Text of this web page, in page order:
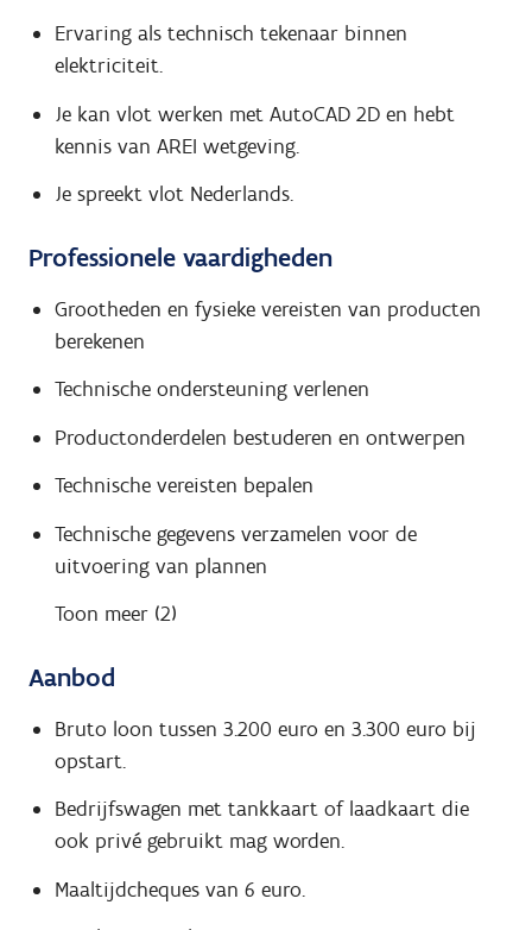
Ervaring als technisch tekenaar binnen
elektriciteit.
Je kan vlot werken met AutoCAD 2D en hebt
kennis van AREI wetgeving.
Je spreekt vlot Nederlands.
Professionele vaardigheden
Grootheden en fysieke vereisten van producten
berekenen
Technische ondersteuning verlenen
Productonderdelen bestuderen en ontwerpen
Technische vereisten bepalen
Technische gegevens verzamelen voor de
uitvoering van plannen
Toon meer (2)
Aanbod
Bruto loon tussen 3.200 euro en 3.300 euro bij
opstart.
Bedrijfswagen met tankkaart of laadkaart die
ook privé gebruikt mag worden.
Maaltijdcheques van 6 euro.